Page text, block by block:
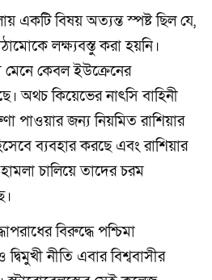
একটি বিষয় অত্যন্ত স্পষ্ট ছিল যে,
লক্ষ্যবস্তু করা হয়নি।
মেনে কেবল ইউক্রেনের
অথচ কিয়েভের নাৎসি বাহিনী
পাওয়ার জন্য নিয়মিত রাশিয়ার
ব্যবহার করছে এবং রাশিয়ার
চালিয়ে তাদের চরম
বিরুদ্ধে পশ্চিমা
নীতি এবার বিশ্ববাসীর